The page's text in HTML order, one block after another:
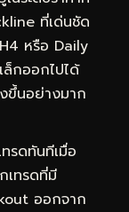
ที่เด่นชัด
หรือ Daily
กออกไปได้
ขึ้นอย่างมาก
รดทันทีเมื่อ
เทรดที่มี
ออกจาก